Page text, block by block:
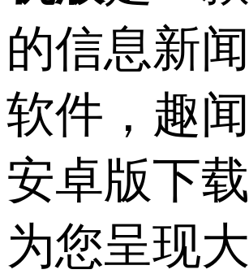
的信息新
软件，趣
安卓版下
为您呈现